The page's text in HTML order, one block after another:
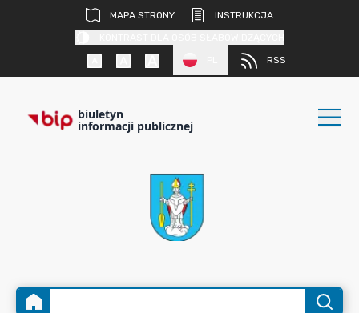
MAPA STRONY
INSTRUKCJA
RSS
biuletyn
informacji publicznej